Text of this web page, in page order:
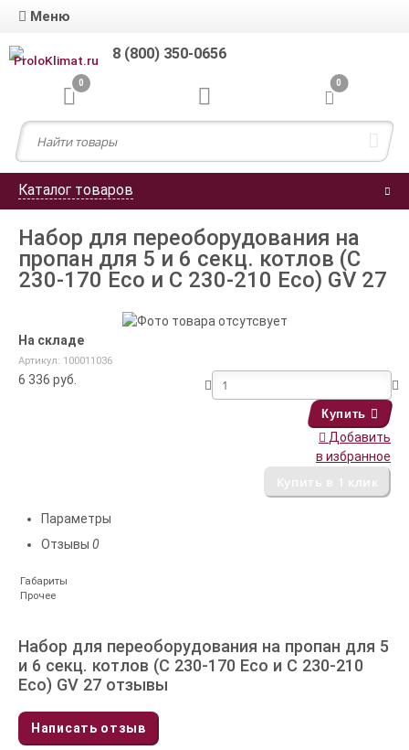
Меню
8 (800) 350-0656
0 0
Каталог товаров
Набор для переоборудования на
пропан для 5 и 6 секц. котлов (С
230-170 Eco и С 230-210 Eco) GV 27
На складе
Артикул: 100011036
6 336 руб.
Купить
Добавить
в избранное
Параметры
Отзывы 0
Габариты
Прочее
Набор для переоборудования на пропан для 5
и 6 секц. котлов (С 230-170 Eco и С 230-210
Eco) GV 27 отзывы
Написать отзыв